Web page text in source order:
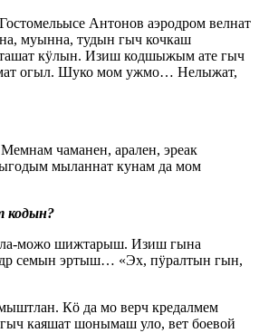
Антонов аэродром велнат
муынна, тудын гыч кочкаш
кӱлын. Изиш кодшыжым ате гыч
огыл. Шуко мом ужмо… Нелыжат,
чаманен, арален, эреак
мыланнат кунам да мом
кодын?
можо шижтарыш. Изиш гына
семын эртыш… «Эх, пӱралтын гын,
Кӧ да мо верч кредалмем
каяшат шонымаш уло, вет боевой